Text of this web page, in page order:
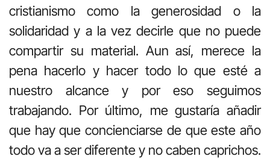
cristianismo como la generosidad o la
solidaridad y a la vez decirle que no puede
compartir su material. Aun así, merece la
pena hacerlo y hacer todo lo que esté a
nuestro alcance y por eso seguimos
trabajando. Por último, me gustaría añadir
que hay que concienciarse de que este año
todo va a ser diferente y no caben caprichos.